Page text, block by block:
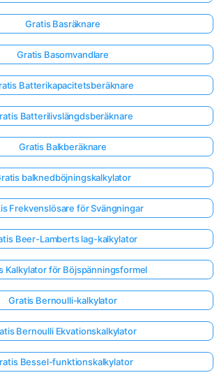
Gratis Basräknare
Gratis Basomvandlare
Batterikapacitetsberäknare
Batterilivslängdsberäknare
Gratis Balkberäknare
balknedböjningskalkylator
Frekvenslösare för Svängningar
Beer-Lamberts lag-kalkylator
Kalkylator för Böjspänningsformel
Gratis Bernoulli-kalkylator
Bernoulli Ekvationskalkylator
Bessel-funktionskalkylator